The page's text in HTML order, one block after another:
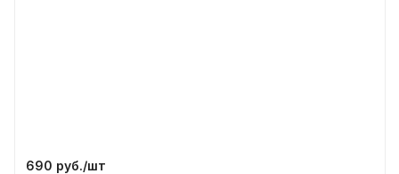
690 руб./шт